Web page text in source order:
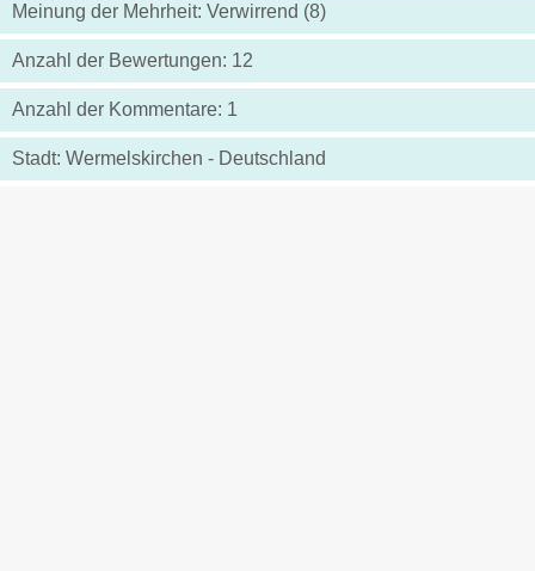
Meinung der Mehrheit: Verwirrend (8)
Anzahl der Bewertungen: 12
Anzahl der Kommentare: 1
Stadt: Wermelskirchen - Deutschland